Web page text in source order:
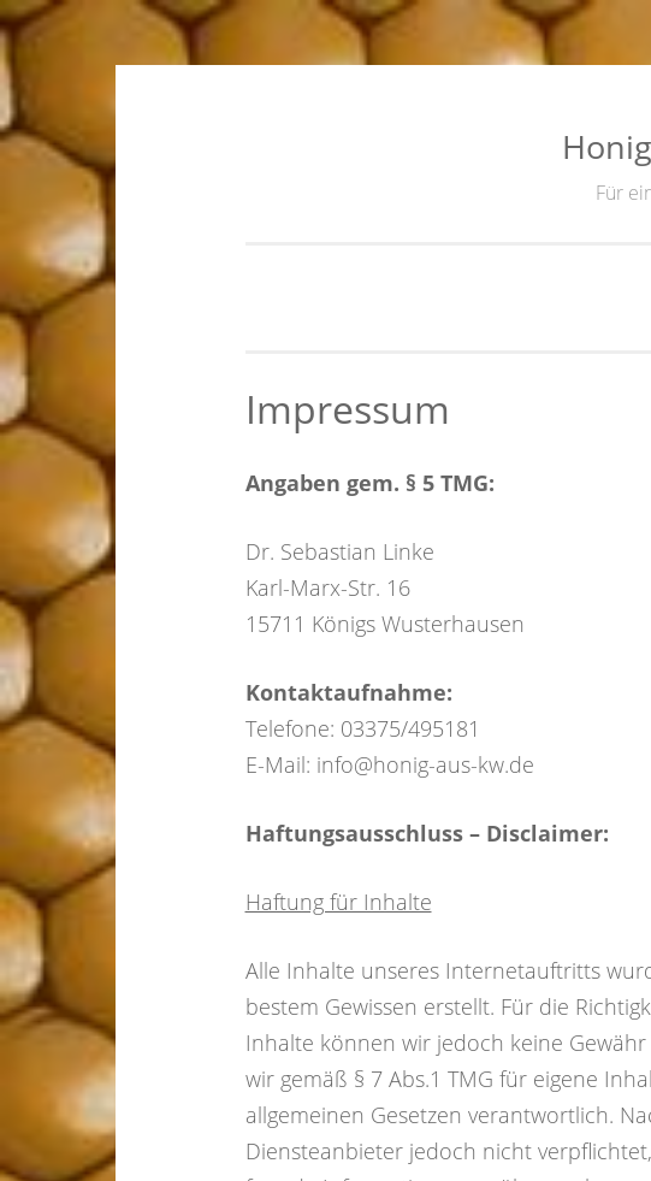
Für
Impressum
Angaben gem. § 5 TMG:
Dr. Sebastian Linke
Karl-Marx-Str. 16
15711 Königs Wusterhausen
Kontaktaufnahme:
Telefone: 03375/495181
E-Mail: info@honig-aus-kw.de
Haftungsausschluss – Disclaimer:
Haftung für Inhalte
Alle Inhalte unseres Internetauftritts
bestem Gewissen erstellt. Für die
Inhalte können wir jedoch keine
wir gemäß § 7 Abs.1 TMG für eigene
allgemeinen Gesetzen verantwortlich.
Diensteanbieter jedoch nicht